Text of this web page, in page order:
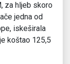
za hljeb skoro
jedna od
iskeširala
koštao 125,5